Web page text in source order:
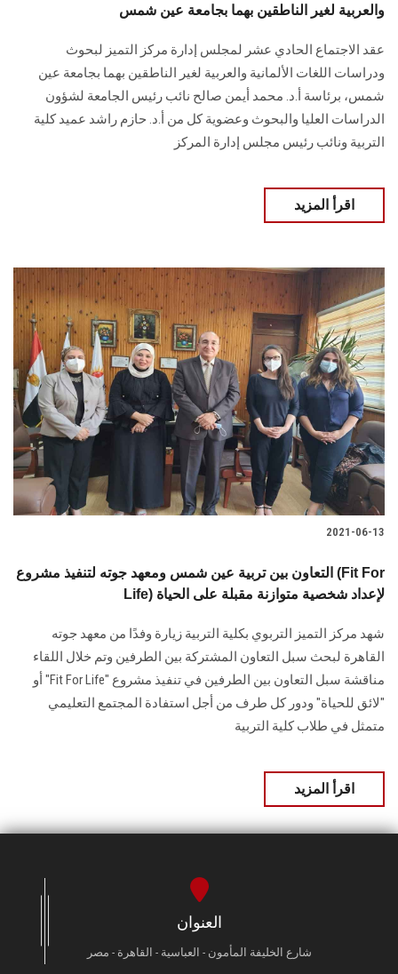
والعربية لغير الناطقين بهما بجامعة عين شمس
عقد الاجتماع الحادي عشر لمجلس إدارة مركز التميز لبحوث
ودراسات اللغات الألمانية والعربية لغير الناطقين بهما بجامعة عين
شمس، برئاسة أ.د. محمد أيمن صالح نائب رئيس الجامعة لشؤون
الدراسات العليا والبحوث وعضوية كل من أ.د. حازم راشد عميد كلية
التربية ونائب رئيس مجلس إدارة المركز
اقرأ المزيد
2021-06-13
التعاون بين تربية عين شمس ومعهد جوته لتنفيذ مشروع (Fit For
Life) لإعداد شخصية متوازنة مقبلة على الحياة
شهد مركز التميز التربوي بكلية التربية زيارة وفدًا من معهد جوته
القاهرة لبحث سبل التعاون المشتركة بين الطرفين وتم خلال اللقاء
مناقشة سبل التعاون بين الطرفين في تنفيذ مشروع "Fit For Life" أو
"لائق للحياة" ودور كل طرف من أجل استفادة المجتمع التعليمي
متمثل في طلاب كلية التربية
اقرأ المزيد
العنوان
شارع الخليفة المأمون - العباسية - القاهرة - مصر